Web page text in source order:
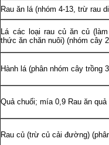
Rau ăn lá (nhóm 4-13, trừ rau
Lá các loại rau củ ăn củ
thức ăn chăn nuôi) (nhóm cây
Hành lá (phân nhóm cây trồng
Quả chuối; mía 0,9 Rau ăn
Rau củ (trừ củ cải đường)